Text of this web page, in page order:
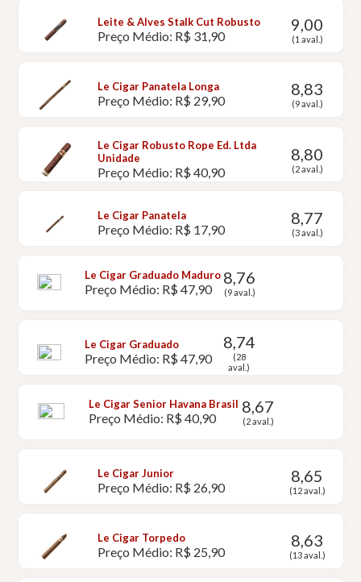
Leite & Alves Stalk Cut Robusto
Preço Médio: R$ 31,90
9,00
(1 aval.)
Le Cigar Panatela Longa
Preço Médio: R$ 29,90
8,83
(9 aval.)
Le Cigar Robusto Rope Ed. Ltda
Unidade
Preço Médio: R$ 40,90
8,80
(2 aval.)
Le Cigar Panatela
Preço Médio: R$ 17,90
8,77
(3 aval.)
Le Cigar Graduado Maduro
Preço Médio: R$ 47,90
8,76
(9 aval.)
Le Cigar Graduado
Preço Médio: R$ 47,90
8,74
(28
aval.)
Le Cigar Senior Havana Brasil
Preço Médio: R$ 40,90
8,67
(2 aval.)
Le Cigar Junior
Preço Médio: R$ 26,90
8,65
(12 aval.)
Le Cigar Torpedo
Preço Médio: R$ 25,90
8,63
(13 aval.)